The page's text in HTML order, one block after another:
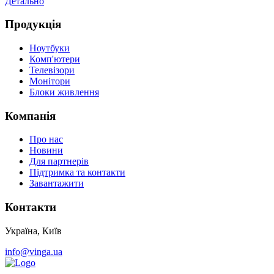
Продукція
Ноутбуки
Комп'ютери
Телевізори
Монітори
Блоки живлення
Компанія
Про нас
Новини
Для партнерів
Підтримка та контакти
Завантажити
Контакти
Україна, Київ
info@vinga.ua